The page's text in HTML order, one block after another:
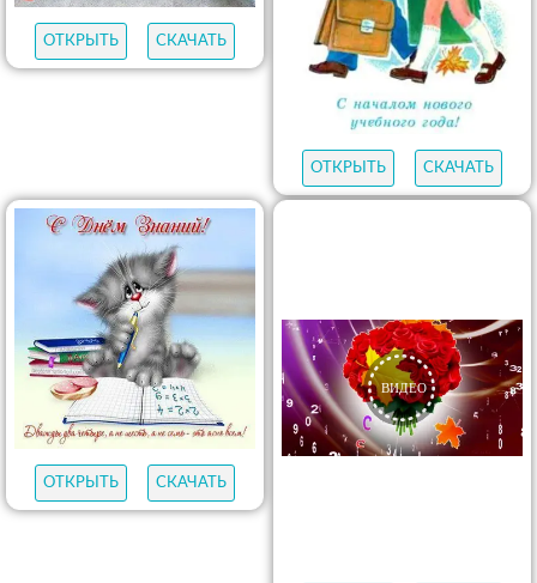
ОТКРЫТЬ СКАЧАТЬ
ОТКРЫТЬ СКАЧАТЬ
ОТКРЫТЬ СКАЧАТЬ